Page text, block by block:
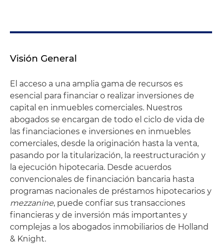
Visión General
El acceso a una amplia gama de recursos es
esencial para financiar o realizar inversiones de
capital en inmuebles comerciales. Nuestros
abogados se encargan de todo el ciclo de vida de
las financiaciones e inversiones en inmuebles
comerciales, desde la originación hasta la venta,
pasando por la titularización, la reestructuración y
la ejecución hipotecaria. Desde acuerdos
convencionales de financiación bancaria hasta
programas nacionales de préstamos hipotecarios y
mezzanine, puede confiar sus transacciones
financieras y de inversión más importantes y
complejas a los abogados inmobiliarios de Holland
& Knight.